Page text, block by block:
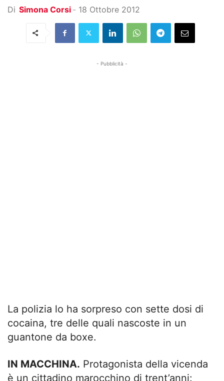
Di Simona Corsi - 18 Ottobre 2012
- Pubblicità -
La polizia lo ha sorpreso con sette dosi di
cocaina, tre delle quali nascoste in un
guantone da boxe.
IN MACCHINA. Protagonista della vicenda
è un cittadino marocchino di trent’anni: